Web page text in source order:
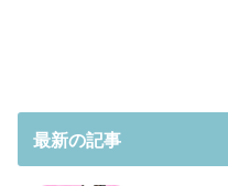
最新の記事